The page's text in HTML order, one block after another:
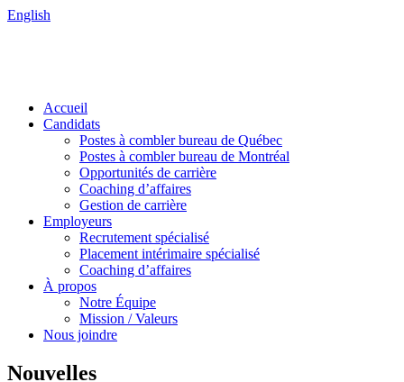
English
Accueil
Candidats
Postes à combler bureau de Québec
Postes à combler bureau de Montréal
Opportunités de carrière
Coaching d’affaires
Gestion de carrière
Employeurs
Recrutement spécialisé
Placement intérimaire spécialisé
Coaching d’affaires
À propos
Notre Équipe
Mission / Valeurs
Nous joindre
Nouvelles